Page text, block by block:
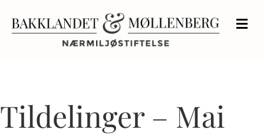
Tildelinger – Mai